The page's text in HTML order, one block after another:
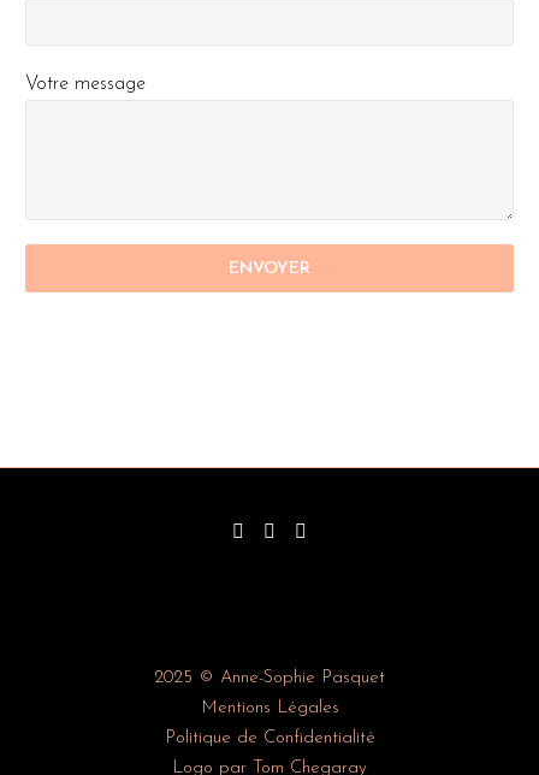
Votre message
2025 © Anne-Sophie Pasquet
Mentions Légales
Politique de Confidentialité
Logo par Tom Chegaray